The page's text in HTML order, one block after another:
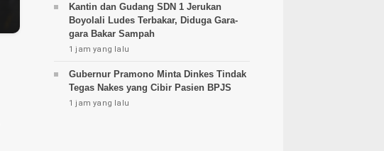
Kantin dan Gudang SDN 1 Jerukan
Boyolali Ludes Terbakar, Diduga Gara-
gara Bakar Sampah
1 jam yang lalu
Gubernur Pramono Minta Dinkes Tindak
Tegas Nakes yang Cibir Pasien BPJS
1 jam yang lalu